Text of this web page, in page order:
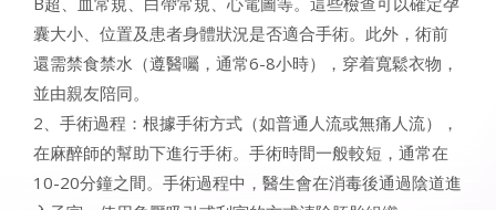
囊大小、位置及患者身體狀況是否適合手術。此外，術前
還需禁食禁水（遵醫囑，通常6-8小時），穿着寬鬆衣物，
並由親友陪同。
2、手術過程：根據手術方式（如普通人流或無痛人流），
在麻醉師的幫助下進行手術。手術時間一般較短，通常在
10-20分鐘之間。手術過程中，醫生會在消毒後通過陰道進